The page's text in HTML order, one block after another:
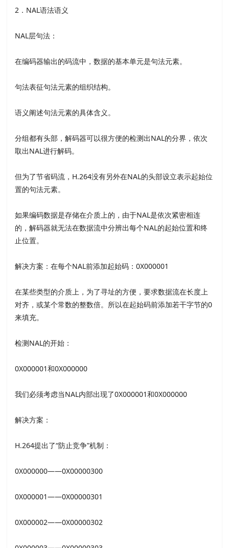
2．NAL语法语义
NAL层句法：
在编码器输出的码流中，数据的基本单元是句法元素。
句法表征句法元素的组织结构。
语义阐述句法元素的具体含义。
分组都有头部，解码器可以很方便的检测出NAL的分界，依次
取出NAL进行解码。
但为了节省码流，H.264没有另外在NAL的头部设立表示起始位
置的句法元素。
如果编码数据是存储在介质上的，由于NAL是依次紧密相连
的，解码器就无法在数据流中分辨出每个NAL的起始位置和终
止位置。
解决方案：在每个NAL前添加起始码：0X000001
在某些类型的介质上，为了寻址的方便，要求数据流在长度上
对齐，或某个常数的整数倍。所以在起始码前添加若干字节的0
来填充。
检测NAL的开始：
0X000001和0X000000
我们必须考虑当NAL内部出现了0X000001和0X000000
解决方案：
H.264提出了“防止竞争”机制：
0X000000——0X00000300
0X000001——0X00000301
0X000002——0X00000302